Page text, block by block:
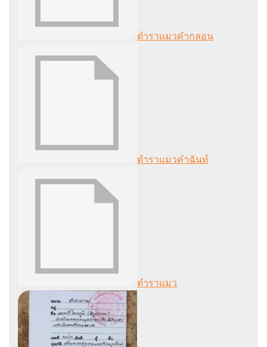
ตำราแมวคำกลอน
ตำราแมวคำฉันท์
ตำราแมว